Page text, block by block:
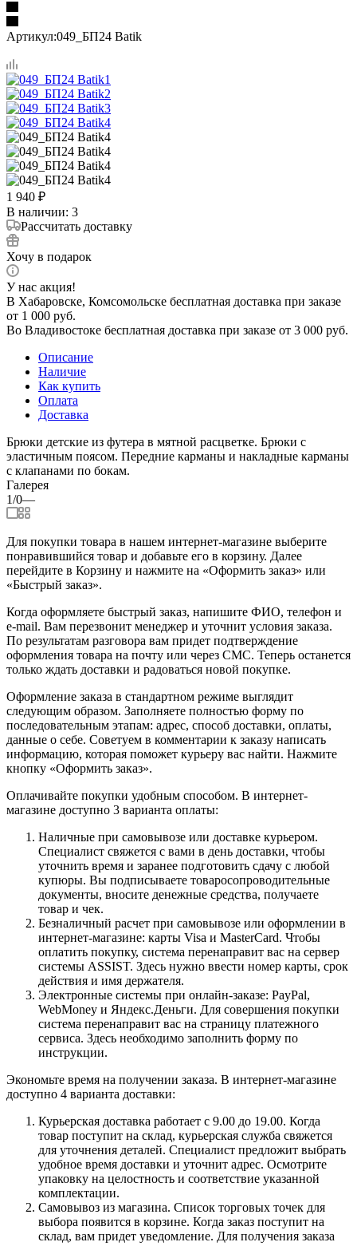
Артикул:049_БП24 Batik
1 940 ₽
В наличии: 3
Рассчитать доставку
Хочу в подарок
У нас акция!
В Хабаровске, Комсомольске бесплатная доставка при заказе
от 1 000 руб.
Во Владивостоке бесплатная доставка при заказе от 3 000 руб.
Описание
Наличие
Как купить
Оплата
Доставка
Брюки детские из футера в мятной расцветке. Брюки с
эластичным поясом. Передние карманы и накладные карманы
с клапанами по бокам.
Галерея
1/0—
Для покупки товара в нашем интернет-магазине выберите
понравившийся товар и добавьте его в корзину. Далее
перейдите в Корзину и нажмите на «Оформить заказ» или
«Быстрый заказ».
Когда оформляете быстрый заказ, напишите ФИО, телефон и
e-mail. Вам перезвонит менеджер и уточнит условия заказа.
По результатам разговора вам придет подтверждение
оформления товара на почту или через СМС. Теперь останется
только ждать доставки и радоваться новой покупке.
Оформление заказа в стандартном режиме выглядит
следующим образом. Заполняете полностью форму по
последовательным этапам: адрес, способ доставки, оплаты,
данные о себе. Советуем в комментарии к заказу написать
информацию, которая поможет курьеру вас найти. Нажмите
кнопку «Оформить заказ».
Оплачивайте покупки удобным способом. В интернет-
магазине доступно 3 варианта оплаты:
Наличные при самовывозе или доставке курьером.
Специалист свяжется с вами в день доставки, чтобы
уточнить время и заранее подготовить сдачу с любой
купюры. Вы подписываете товаросопроводительные
документы, вносите денежные средства, получаете
товар и чек.
Безналичный расчет при самовывозе или оформлении в
интернет-магазине: карты Visa и MasterCard. Чтобы
оплатить покупку, система перенаправит вас на сервер
системы ASSIST. Здесь нужно ввести номер карты, срок
действия и имя держателя.
Электронные системы при онлайн-заказе: PayPal,
WebMoney и Яндекс.Деньги. Для совершения покупки
система перенаправит вас на страницу платежного
сервиса. Здесь необходимо заполнить форму по
инструкции.
Экономьте время на получении заказа. В интернет-магазине
доступно 4 варианта доставки:
Курьерская доставка работает с 9.00 до 19.00. Когда
товар поступит на склад, курьерская служба свяжется
для уточнения деталей. Специалист предложит выбрать
удобное время доставки и уточнит адрес. Осмотрите
упаковку на целостность и соответствие указанной
комплектации.
Самовывоз из магазина. Список торговых точек для
выбора появится в корзине. Когда заказ поступит на
склад, вам придет уведомление. Для получения заказа